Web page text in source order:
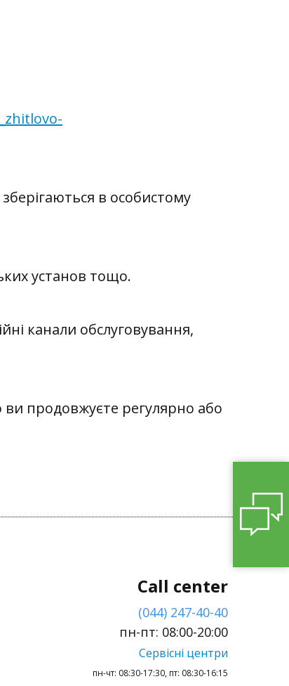
в особистому
установ тощо.
канали обслуговування,
ви продовжуєте регулярно або
Call center
(044) 247-40-40
пн-пт: 08:00-20:00
Сервісні центри
пн-чт: 08:30-17:30, пт: 08:30-16:15